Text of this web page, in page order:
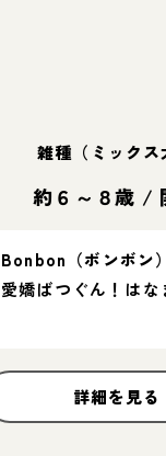
雑種（ミックス
約６～８歳 /
Bonbon（ボンボン）
愛嬌ばつぐん！はな
詳細を見る